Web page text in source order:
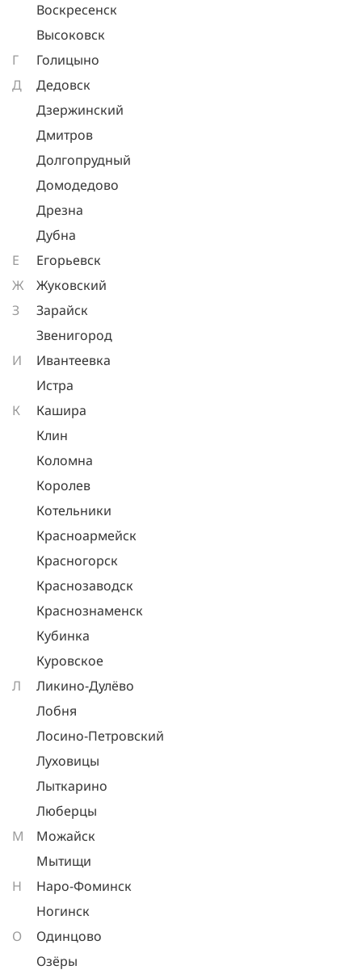
Воскресенск
Высоковск
Г
Голицыно
Д
Дедовск
Дзержинский
Дмитров
Долгопрудный
Домодедово
Дрезна
Дубна
Е
Егорьевск
Ж
Жуковский
З
Зарайск
Звенигород
И
Ивантеевка
Истра
К
Кашира
Клин
Коломна
Королев
Котельники
Красноармейск
Красногорск
Краснозаводск
Краснознаменск
Кубинка
Куровское
Л
Ликино-Дулёво
Лобня
Лосино-Петровский
Луховицы
Лыткарино
Люберцы
М
Можайск
Мытищи
Н
Наро-Фоминск
Ногинск
О
Одинцово
Озёры